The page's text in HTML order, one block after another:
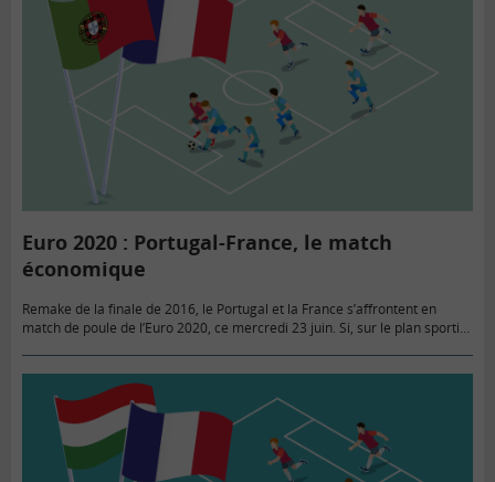
Euro 2020 : Portugal-France, le match
économique
Remake de la finale de 2016, le Portugal et la France s’affrontent en
match de poule de l’Euro 2020, ce mercredi 23 juin. Si, sur le plan sportif,